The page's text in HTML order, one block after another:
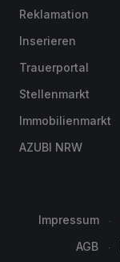
Reklamation
Inserieren
Trauerportal
Stellenmarkt
Immobilienmarkt
AZUBI NRW
Impressum
AGB